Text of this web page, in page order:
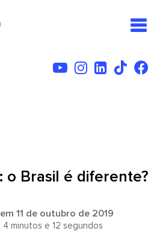
o Brasil é diferente?
em 11 de outubro de 2019
minutos e 12 segundos